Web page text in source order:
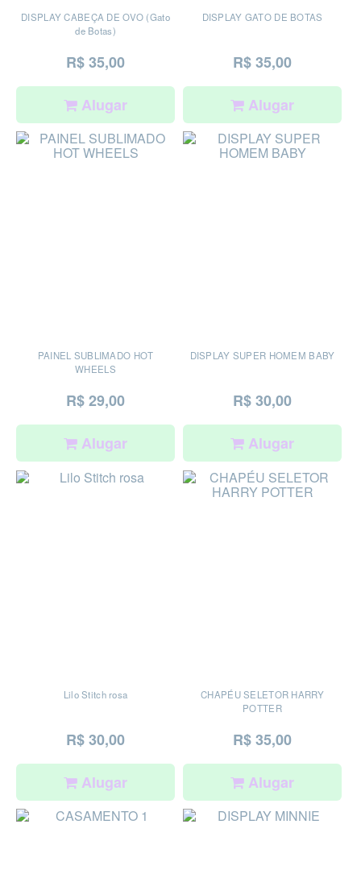
DISPLAY CABEÇA DE OVO (Gato
de Botas)
R$ 35,00
Alugar
DISPLAY GATO DE BOTAS
R$ 35,00
Alugar
PAINEL SUBLIMADO HOT
WHEELS
R$ 29,00
Alugar
DISPLAY SUPER HOMEM BABY
R$ 30,00
Alugar
Lilo Stitch rosa
R$ 30,00
Alugar
CHAPÉU SELETOR HARRY
POTTER
R$ 35,00
Alugar